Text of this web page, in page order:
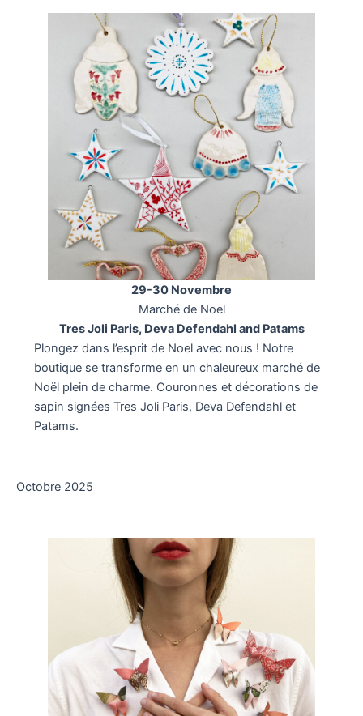
29-30 Novembre
Marché de Noel
Tres Joli Paris, Deva Defendahl and Patams
Plongez dans l’esprit de Noel avec nous ! Notre
boutique se transforme en un chaleureux marché de
Noël plein de charme. Couronnes et décorations de
sapin signées Tres Joli Paris, Deva Defendahl et
Patams.
Octobre 2025